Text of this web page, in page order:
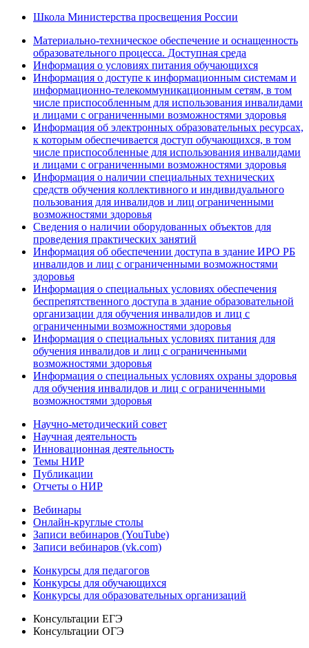
Школа Министерства просвещения России
Материально-техническое обеспечение и оснащенность
образовательного процесса. Доступная среда
Информация о условиях питания обучающихся
Информация о доступе к информационным системам и
информационно-телекоммуникационным сетям, в том
числе приспособленным для использования инвалидами
и лицами с ограниченными возможностями здоровья
Информация об электронных образовательных ресурсах,
к которым обеспечивается доступ обучающихся, в том
числе приспособленные для использования инвалидами
и лицами с ограниченными возможностями здоровья
Информация о наличии специальных технических
средств обучения коллективного и индивидуального
пользования для инвалидов и лиц ограниченными
возможностями здоровья
Сведения о наличии оборудованных объектов для
проведения практических занятий
Информация об обеспечении доступа в здание ИРО РБ
инвалидов и лиц с ограниченными возможностями
здоровья
Информация о специальных условиях обеспечения
беспрепятственного доступа в здание образовательной
организации для обучения инвалидов и лиц с
ограниченными возможностями здоровья
Информация о специальных условиях питания для
обучения инвалидов и лиц с ограниченными
возможностями здоровья
Информация о специальных условиях охраны здоровья
для обучения инвалидов и лиц с ограниченными
возможностями здоровья
Научно-методический совет
Научная деятельность
Инновационная деятельность
Темы НИР
Публикации
Отчеты о НИР
Вебинары
Онлайн-круглые столы
Записи вебинаров (YouTube)
Записи вебинаров (vk.com)
Конкурсы для педагогов
Конкурсы для обучающихся
Конкурсы для образовательных организаций
Консультации ЕГЭ
Консультации ОГЭ